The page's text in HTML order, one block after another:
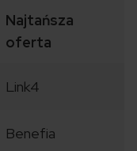
Najtańsza
oferta
Link4
Benefia